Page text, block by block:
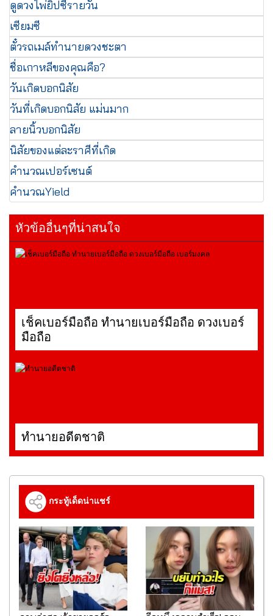
ดูดวงไพ่ยิปซีรายวัน
เซียมซี
ตั๋วรถเมล์ทำนายดวงชะตา
ชื่อเกาหลีของคุณคือ?
วันเกิดบอกนิสัย
วันที่เกิดบอกนิสัย แม่นมาก
ลายนิ้วบอกนิสัย
นิสัยของแต่ละราศีที่เกิด
คำนวณเปอร์เซนต์
คำนวณYield
หัวข้ออื่นๆที่น่าสนใจ
เช็คเบอร์มือถือ ทำนายเบอร์มือถือ ดวงเบอร์
มือถือ
ทำนายอดีตชาติ
กระทู้เด็ดน่าแชร์